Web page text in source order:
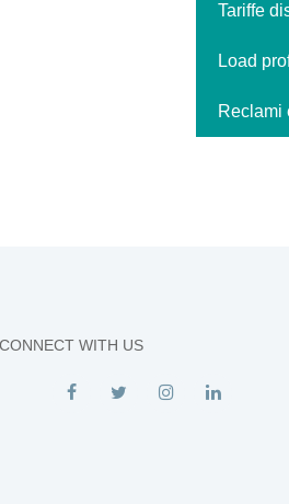
Tariffe
Load
Reclami
CONNECT WITH US